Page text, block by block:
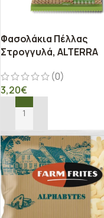
Φασολάκια Πέλλας
Στρογγυλά, ALTERRA
(0)
3,20€
ΠΡΟΣΘΉΚΗ ΣΤΟ ΚΑΛΆΘΙ